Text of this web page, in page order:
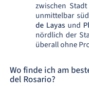
zwischen
unmittelbar
de Layas und
nördlich der
überall ohne
Wo finde ich am
del Rosario?